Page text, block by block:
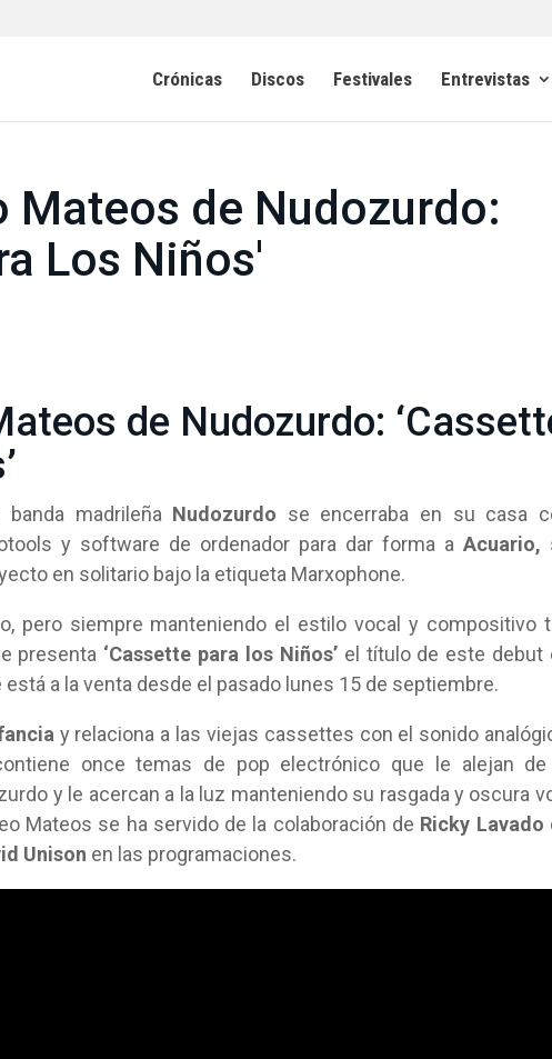
Crónicas Discos Festivales Entrevistas
Mateos de Nudozurdo:
Los Niños'
de Nudozurdo:
madrileña Nudozurdo se encerraba en su casa
y software de ordenador para dar forma a Acuario,
en solitario bajo la etiqueta Marxophone.
pero siempre manteniendo el estilo vocal y compositivo
presenta ‘Cassette para los Niños’el título de este debut
a la venta desde el pasado lunes 15 de septiembre.
y relaciona a las viejas cassettes con el sonido
once temas de pop electrónico que le alejan
y le acercan a la luz manteniendo su rasgada y oscura
Mateos se ha servido de la colaboración de Ricky Lavado
Unison en las programaciones.